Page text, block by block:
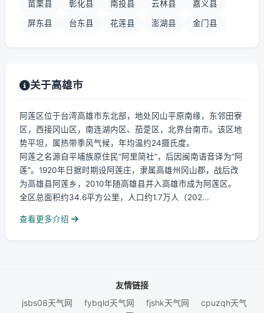
苗栗县 彰化县 南投县 云林县 嘉义县
屏东县 台东县 花莲县 澎湖县 金门县
关于高雄市
阿莲区位于台湾高雄市东北部，地处冈山平原南缘，东邻田寮
区，西接冈山区，南连湖内区、茄萣区，北界台南市。该区地
势平坦，属热带季风气候，年均温约24摄氏度。
阿莲之名源自平埔族原住民“阿里简社”，后因闽南语音译为“阿
莲”。1920年日据时期设阿莲庄，隶属高雄州冈山郡，战后改
为高雄县阿莲乡，2010年随高雄县并入高雄市成为阿莲区。
全区总面积约34.6平方公里，人口约1.7万人（202...
查看更多介绍
友情链接
jsbs08天气网
fybqld天气网 fjshk天气网
cpuzqh天气